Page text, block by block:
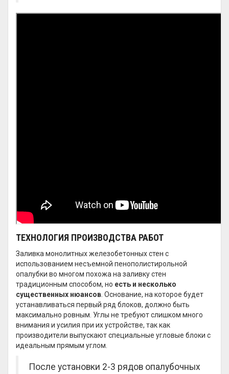
ТЕХНОЛОГИЯ ПРОИЗВОДСТВА РАБОТ
Заливка монолитных железобетонных стен с
использованием несъемной пенополистирольной
опалубки во многом похожа на заливку стен
традиционным способом, но есть и несколько
существенных нюансов. Основание, на которое будет
устанавливаться первый ряд блоков, должно быть
максимально ровным. Углы не требуют слишком много
внимания и усилия при их устройстве, так как
производители выпускают специальные угловые блоки с
идеальным прямым углом.
После установки 2-3 рядов опалубочных